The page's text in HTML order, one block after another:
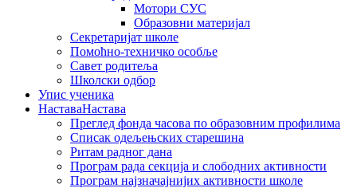
Мотори СУС
Образовни материјал
Секретаријат школе
Помоћно-техничко особље
Савет родитеља
Школски одбор
Упис ученика
НаставаНастава
Преглед фонда часова по образовним профилима
Списак одељењских старешина
Ритам радног дана
Програм рада секција и слободних активности
Програм најзначајнијих активности школе